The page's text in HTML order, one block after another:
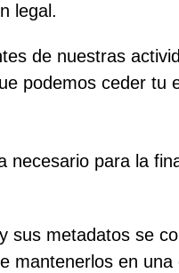
legal.
de nuestras
podemos ceder tu
necesario para la
sus metadatos se
mantenerlos en una